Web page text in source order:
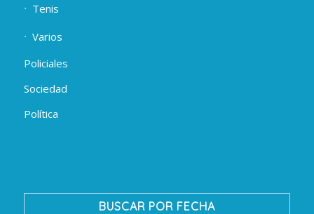
Tenis
Varios
Policiales
Sociedad
Política
BUSCAR POR FECHA